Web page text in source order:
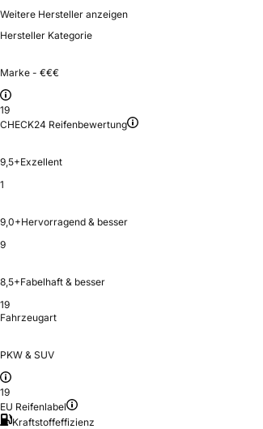
Weitere Hersteller anzeigen
Hersteller Kategorie
Marke - €€€
19
CHECK24 Reifenbewertung
9,5+Exzellent
1
9,0+Hervorragend & besser
9
8,5+Fabelhaft & besser
19
Fahrzeugart
PKW & SUV
19
EU Reifenlabel
Kraftstoffeffizienz